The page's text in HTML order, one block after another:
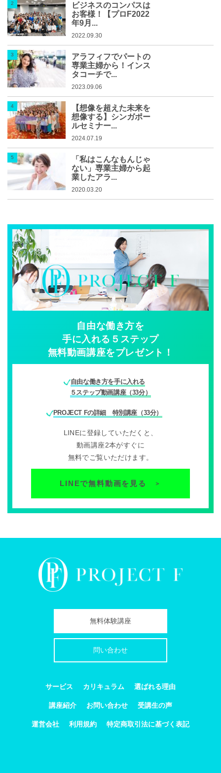
ビジネスのコンパスは
お客様！【プロF2022
年9月...
2022.09.30
アラフィフでパートの
専業主婦から！インス
タコーチで...
2023.09.06
【想像を超えた未来を
想像する】シンガポー
ルセミナー...
2024.07.19
「私はこんなもんじゃ
ない」専業主婦から起
業したアラ...
2020.03.20
自由な働き方を
手に入れる５ステップ
無料動画講座をプレゼント！
自由な働き方を手に入れる
５ステップ動画講座（33分）
PROJECT Fの詳細 特別講座（33分）
LINEに登録していただくと、
動画講座2本がすぐに
無料でご覧いただけます。
LINEで無料動画を見る ＞
無料体験講座
問い合わせ
サービス カリキュラム 選ばれる理由
講座紹介 お問い合わせ 受講生の声
運営会社 利用規約 特定商取引法に基づく表記